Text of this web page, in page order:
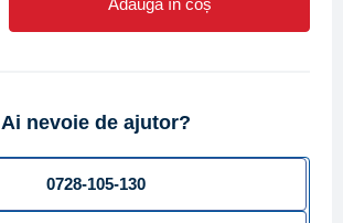
Adaugă în coș
Ai nevoie de ajutor?
0728-105-130